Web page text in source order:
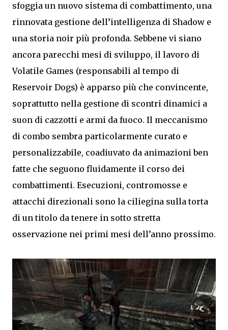
sfoggia un nuovo sistema di combattimento, una
rinnovata gestione dell’intelligenza di Shadow e
una storia noir più profonda. Sebbene vi siano
ancora parecchi mesi di sviluppo, il lavoro di
Volatile Games (responsabili al tempo di
Reservoir Dogs) è apparso più che convincente,
soprattutto nella gestione di scontri dinamici a
suon di cazzotti e armi da fuoco. Il meccanismo
di combo sembra particolarmente curato e
personalizzabile, coadiuvato da animazioni ben
fatte che seguono fluidamente il corso dei
combattimenti. Esecuzioni, contromosse e
attacchi direzionali sono la ciliegina sulla torta
di un titolo da tenere in sotto stretta
osservazione nei primi mesi dell’anno prossimo.